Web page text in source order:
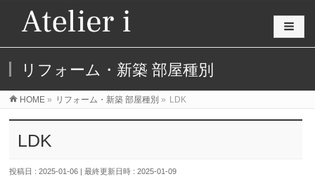
リフォーム・新築 部屋種別
HOME » リフォーム・新築 部屋種別 » LDK
LDK
投稿日 : 2025-01-06 最終更新日時 : 2025-01-09